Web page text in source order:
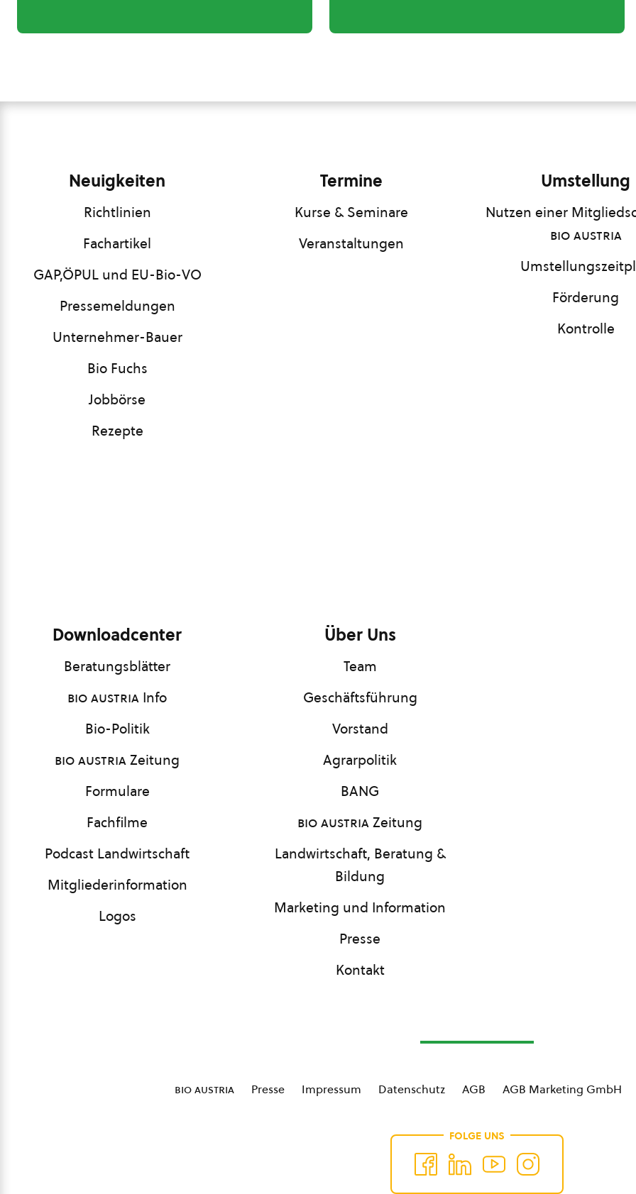
Neuigkeiten
Richtlinien
Fachartikel
GAP,ÖPUL und EU-Bio-VO
Pressemeldungen
Unternehmer-Bauer
Bio Fuchs
Jobbörse
Rezepte
Termine
Kurse & Seminare
Veranstaltungen
Umstellung
Nutzen einer
bio austria
Förderung
Kontrolle
Downloadcenter
Beratungsblätter
bio austria Info
Bio-Politik
bio austriaZeitung
Formulare
Fachfilme
Podcast Landwirtschaft
Mitgliederinformation
Logos
Über Uns
Team
Geschäftsführung
Vorstand
Agrarpolitik
BANG
bio austriaZeitung
Landwirtschaft, Beratung &
Bildung
Marketing und Information
Presse
Kontakt
bio austria Presse Impressum Datenschutz AGB AGB Marketing GmbH
FOLGE UNS